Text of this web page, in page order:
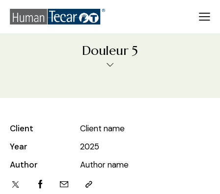
Douleur 5
Client
Client name
Year
2025
Author
Author name